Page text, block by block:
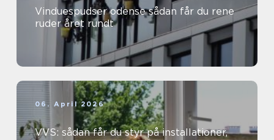
Vinduespudser odense sådan får du rene
ruder året rundt
06. April 2026
VVS: sådan får du styr på installationer,